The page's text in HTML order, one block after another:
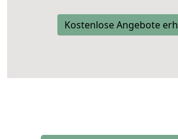
Kostenlose Angebote